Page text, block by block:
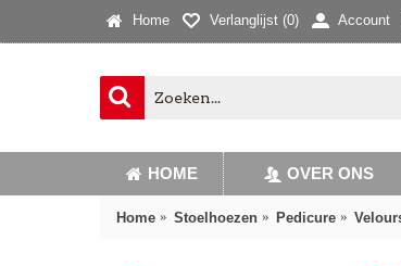
Home Verlanglijst (0) Account
HOME OVER ONS
Home Stoelhoezen Pedicure